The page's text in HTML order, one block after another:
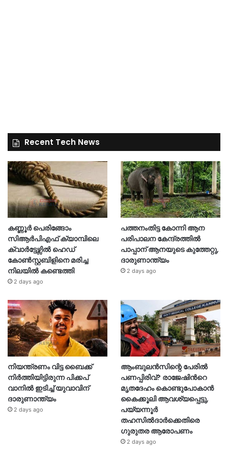
Recent Tech News
കണ്ണൂർ പെരിങ്ങോം
സിആർപിഎഫ് ക്യാമ്പിലെ
ക്വാർട്ടേഴ്സിൽ ഹെഡ്
കോൺസ്റ്റബിളിനെ മരിച്ച
നിലയിൽ കണ്ടെത്തി
2 days ago
പത്തനംതിട്ട കോന്നി ആന
പരിപാലന കേന്ദ്രത്തിൽ
പാപ്പാന് ആനയുടെ കുത്തേറ്റു,
ദാരുണാന്ത്യം
2 days ago
നിയന്ത്രണം വിട്ട ബൈക്ക്
നിർത്തിയിട്ടിരുന്ന പിക്കപ്
വാനിൽ ഇടിച്ച് യുവാവിന്
ദാരുണാന്ത്യം
2 days ago
ആംബുലൻസിന്റെ പേരിൽ
പണപ്പിരിവ്? രാജേഷിന്‍റെ
മൃതദേഹം കൊണ്ടുപോകാൻ
കൈക്കൂലി ആവശ്യപ്പെട്ടു,
പയ്യന്നൂർ
തഹസിൽദാർക്കെതിരെ
ഗുരുതര ആരോപണം
2 days ago